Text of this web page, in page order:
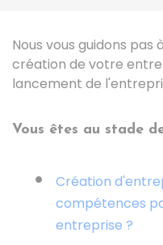
Nous vous guidons pas
création de votre
lancement de
Vous êtes au stade
Création
compétences
entreprise ?